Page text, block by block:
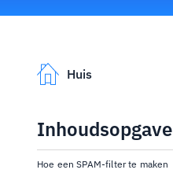
Huis
Inhoudsopgave
Hoe een SPAM-filter te maken